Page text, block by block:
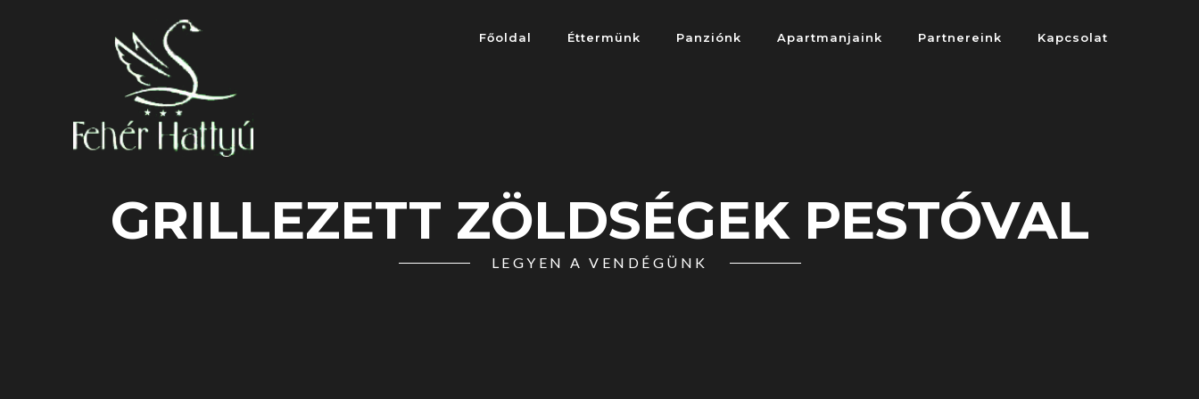
Főoldal Éttermünk Panziónk Apartmanjaink Partnereink Kapcsolat
GRILLEZETT ZÖLDSÉGEK PESTÓVAL
LEGYEN A VENDÉGÜNK